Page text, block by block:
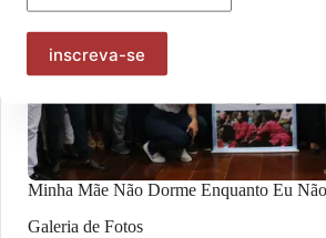
Minha Mãe Não Dorme Enquanto Eu
Galeria de Fotos